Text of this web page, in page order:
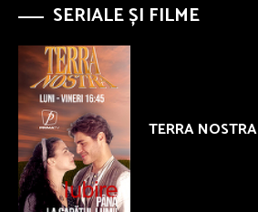
SERIALE ȘI FILME
TERRA NOSTRA